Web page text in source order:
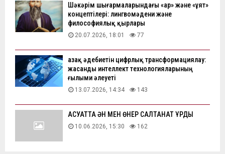
Шәкәрім шығармаларындағы «ар» және «ұят»
концептілері: лингвомәдени және
философиялық қырлары
20.07.2026, 18:01 77
Қазақ әдебиетін цифрлық трансформациялау:
жасанды интеллект технологияларының
ғылыми әлеуеті
13.07.2026, 14:34 143
АҚСУАТТА ӘН МЕН ӨНЕР САЛТАНАТ ҚҰРДЫ
10.06.2026, 15:30 162